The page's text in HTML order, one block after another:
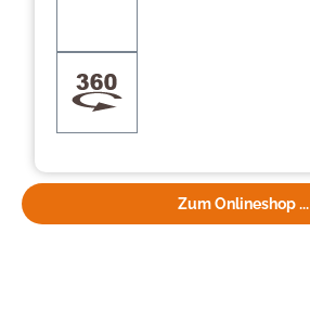
Zum Onlineshop ...